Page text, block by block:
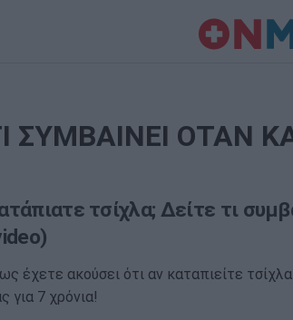
ΣΥΜΒΑΙΝΕΙ ΟΤΑΝ
τσίχλα; Δείτε τι
έχετε ακούσει ότι αν καταπιείτε
για 7 χρόνια!